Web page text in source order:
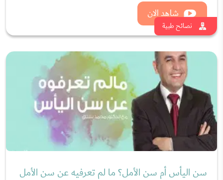
نصائح طبية
أضرار الرجيم العشوائي والأنظمة العشوائية للتخسيس
مع لانا فايد
شاهد الان